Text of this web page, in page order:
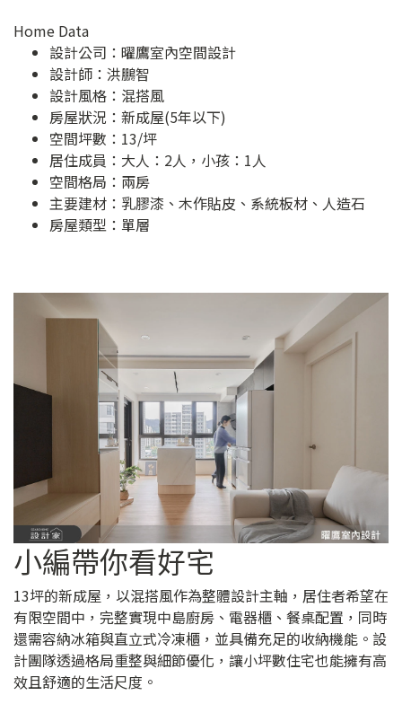
Home Data
設計公司： 曜鷹室內空間設計
設計師：洪鵬智
設計風格：混搭風
房屋狀況：新成屋(5年以下)
空間坪數：13/坪
居住成員：大人：2人，小孩：1人
空間格局：兩房
主要建材：乳膠漆、木作貼皮、系統板材、人造石
房屋類型：單層
小編帶你看好宅
13坪的新成屋，以混搭風作為整體設計主軸，居住者希望在
有限空間中，完整實現中島廚房、電器櫃、餐桌配置，同時
還需容納冰箱與直立式冷凍櫃，並具備充足的收納機能。設
計團隊透過格局重整與細節優化，讓小坪數住宅也能擁有高
效且舒適的生活尺度。